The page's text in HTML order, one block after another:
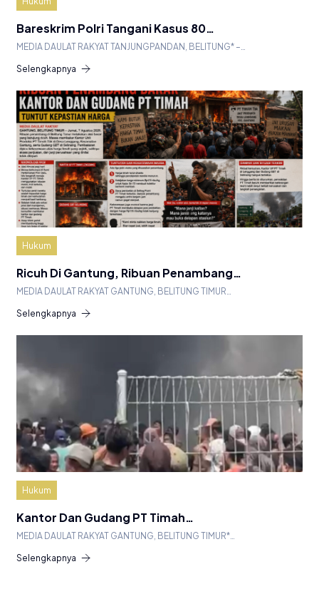
Bareskrim Polri Tangani Kasus 80…
MEDIA DAULAT RAKYAT TANJUNGPANDAN, BELITUNG* –…
Selengkapnya
Hukum
Ricuh Di Gantung, Ribuan Penambang…
MEDIA DAULAT RAKYAT GANTUNG, BELITUNG TIMUR…
Selengkapnya
Hukum
Kantor Dan Gudang PT Timah…
MEDIA DAULAT RAKYAT GANTUNG, BELITUNG TIMUR*…
Selengkapnya